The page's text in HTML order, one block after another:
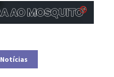
Notícias